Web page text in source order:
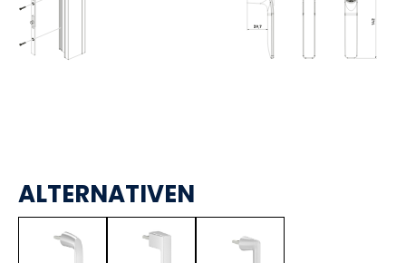
ALTERNATIVEN